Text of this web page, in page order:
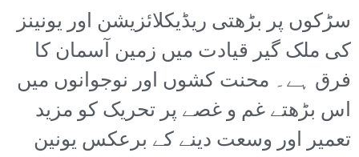
سڑکوں پر بڑھتی ریڈیکلائزیشن اور یونینز
کی ملک گیر قیادت میں زمین آسمان کا
فرق ہے۔ محنت کشوں اور نوجوانوں میں
اس بڑھتے غم و غصے پر تحریک کو مزید
تعمیر اور وسعت دینے کے برعکس یونین